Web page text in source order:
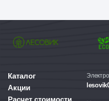
Каталог
Акции
Расчет стоимости